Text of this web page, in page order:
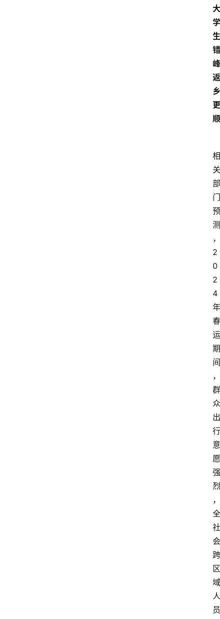
大
学
生
错
峰
返
乡
更
顺
相
关
部
门
预
测
，
2
0
2
4
年
春
运
期
间
，
群
众
出
行
意
愿
强
烈
，
全
社
会
跨
区
域
人
员